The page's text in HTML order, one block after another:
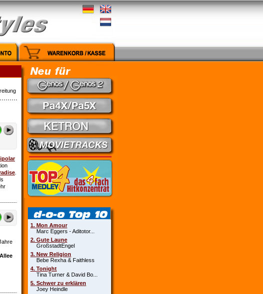
Alles ist gut - Nena // Every Little Thing She Does Is Magic - The Police // Learning To Fly - Pink Floyd
Allee
1. Mon Amour
Marc Eggers - Aditotor...
2. Gute Laune
GroßstadtEngel
3. New Religion
Bebe Rexha & Faithless
4. Tonight
Tina Turner & David Bo...
5. Schwer zu erklären
Joey Heindle